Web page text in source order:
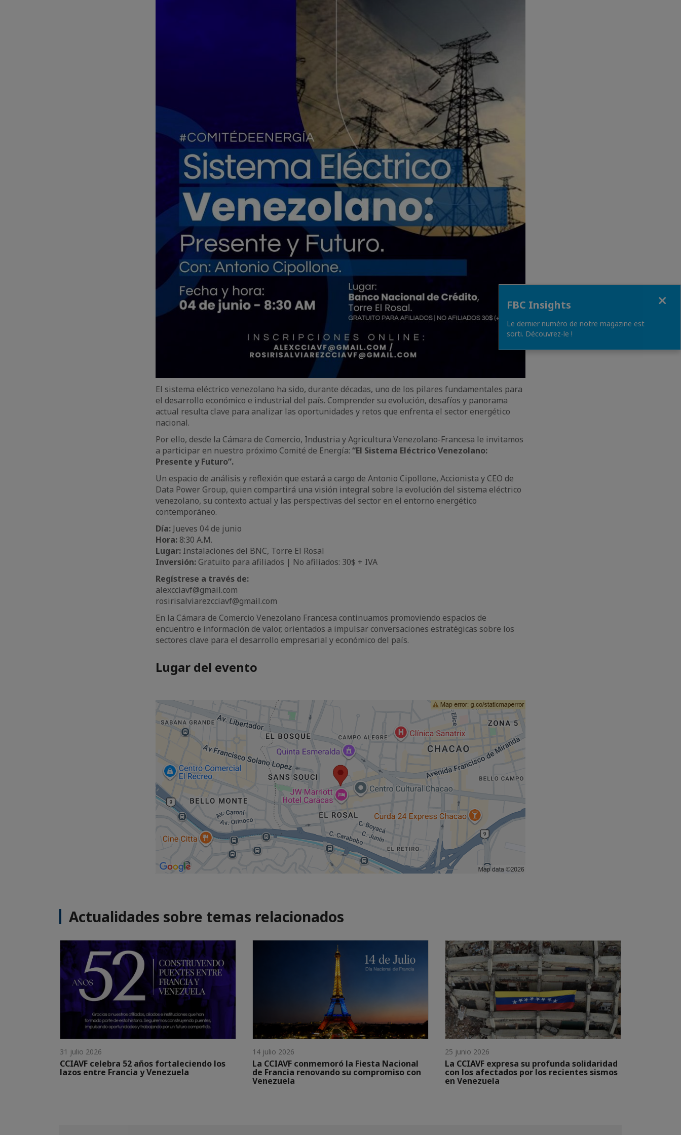
El sistema eléctrico venezolano ha sido, durante décadas, uno de los pilares fundamentales para
el desarrollo económico e industrial del país. Comprender su evolución, desafíos y panorama
actual resulta clave para analizar las oportunidades y retos que enfrenta el sector energético
nacional.
Por ello, desde la Cámara de Comercio, Industria y Agricultura Venezolano-Francesa le invitamos
a participar en nuestro próximo Comité de Energía: “El Sistema Eléctrico Venezolano:
Presente y Futuro”.
Un espacio de análisis y reflexión que estará a cargo de Antonio Cipollone, Accionista y CEO de
Data Power Group, quien compartirá una visión integral sobre la evolución del sistema eléctrico
venezolano, su contexto actual y las perspectivas del sector en el entorno energético
contemporáneo.
Día: Jueves 04 de junio
Hora: 8:30 A.M.
Lugar: Instalaciones del BNC, Torre El Rosal
Inversión: Gratuito para afiliados | No afiliados: 30$ + IVA
Regístrese a través de:
alexcciavf@gmail.com
rosirisalviarezcciavf@gmail.com
En la Cámara de Comercio Venezolano Francesa continuamos promoviendo espacios de
encuentro e información de valor, orientados a impulsar conversaciones estratégicas sobre los
sectores clave para el desarrollo empresarial y económico del país.
Lugar del evento
Actualidades sobre temas relacionados
31 julio 2026
CCIAVF celebra 52 años fortaleciendo los
lazos entre Francia y Venezuela
14 julio 2026
La CCIAVF conmemoró la Fiesta Nacional
de Francia renovando su compromiso con
Venezuela
25 junio 2026
La CCIAVF expresa su profunda solidaridad
con los afectados por los recientes sismos
en Venezuela
FBC Insights
Le dernier numéro de notre magazine est
sorti. Découvrez-le !